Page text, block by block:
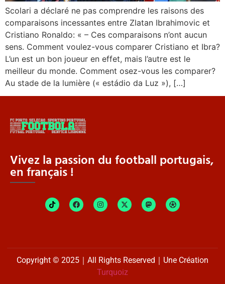
Scolari a déclaré ne pas comprendre les raisons des
comparaisons incessantes entre Zlatan Ibrahimovic et
Cristiano Ronaldo: « – Ces comparaisons n’ont aucun
sens. Comment voulez-vous comparer Cristiano et Ibra?
L’un est un bon joueur en effet, mais l’autre est le
meilleur du monde. Comment osez-vous les comparer?
Au stade de la lumière (« estádio da Luz »), […]
Vivez la passion du football portugais,
en français !
Copyright © 2025｜All Rights Reserved｜Une Création
Turquoiz